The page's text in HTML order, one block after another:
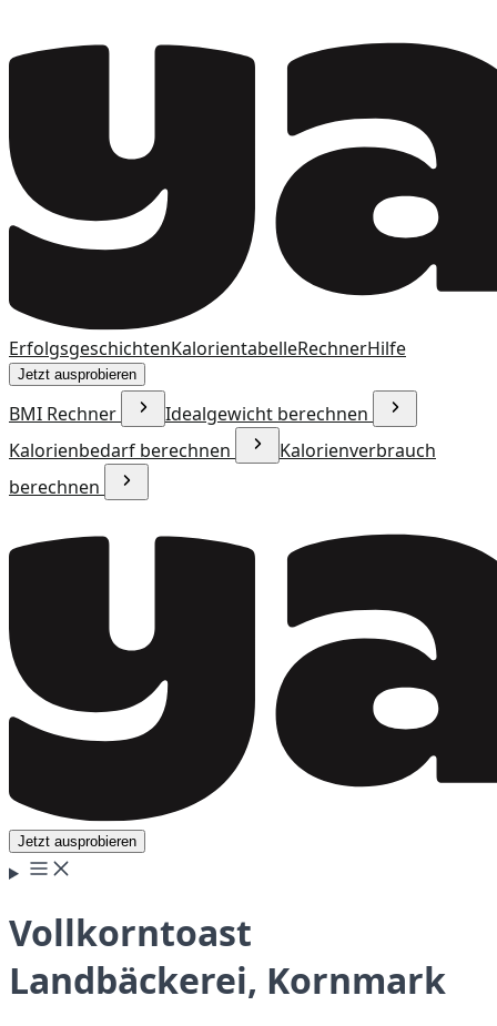
ErfolgsgeschichtenKalorientabelleRechnerHilfe
Jetzt ausprobieren
BMI Rechner
Idealgewicht berechnen
Kalorienbedarf berechnen
Kalorienverbrauch
berechnen
Jetzt ausprobieren
Vollkorntoast
Landbäckerei, Kornmark